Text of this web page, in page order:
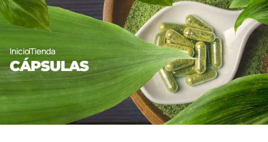
InicioTienda
CÁPSULAS